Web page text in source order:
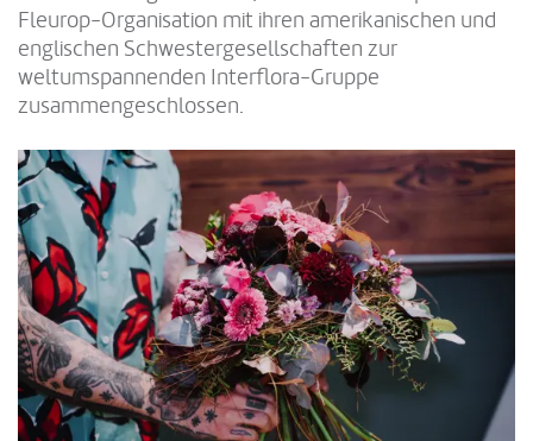
Fleurop-Organisation mit ihren amerikanischen und
englischen Schwestergesellschaften zur
weltumspannenden Interflora-Gruppe
zusammengeschlossen.